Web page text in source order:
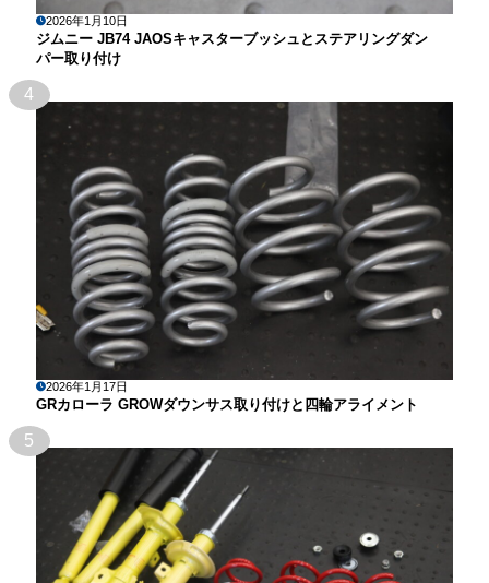
2026年1月10日
ジムニー JB74 JAOSキャスターブッシュとステアリングダン
パー取り付け
4
2026年1月17日
GRカローラ GROWダウンサス取り付けと四輪アライメント
5